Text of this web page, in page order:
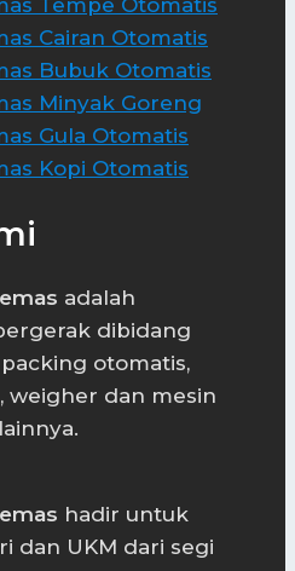
Tempe Otomatis
Cairan Otomatis
Bubuk Otomatis
Minyak Goreng
Gula Otomatis
Kopi Otomatis
adalah
dibidang
otomatis,
weigher dan mesin
hadir untuk
dan UKM dari segi